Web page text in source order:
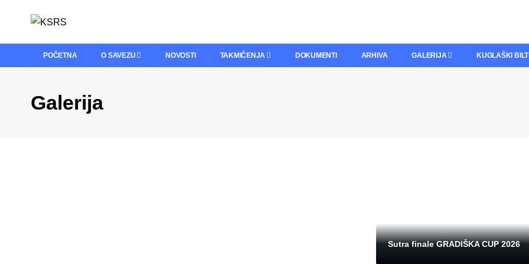
POČETNA O SAVEZU NOVOSTI TAKMIČENJA DOKUMENTI ARHIVA GALERIJA KUGLAŠKI
Galerija
Sutra finale GRADIŠKA CUP 2026